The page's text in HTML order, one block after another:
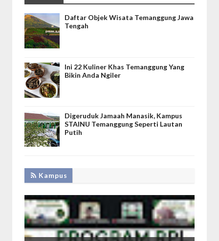
Daftar Objek Wisata Temanggung Jawa
Tengah
Ini 22 Kuliner Khas Temanggung Yang
Bikin Anda Ngiler
Digeruduk Jamaah Manasik, Kampus
STAINU Temanggung Seperti Lautan
Putih
Kampus